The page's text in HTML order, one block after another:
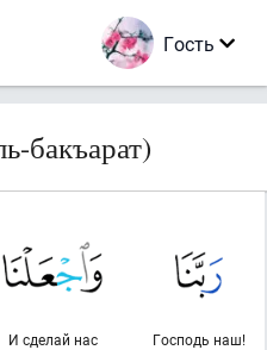
Гость
бакъарат)
Господь наш!
И сделай нас